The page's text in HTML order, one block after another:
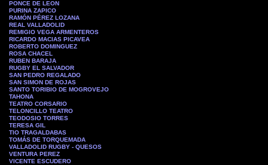
PONCE DE LEON
PURINA ZAPICO
RAMÓN PÉREZ LOZANA
REAL VALLADOLID
REMIGIO VEGA ARMENTEROS
RICARDO MACIAS PICAVEA
ROBERTO DOMINGUEZ
ROSA CHACEL
RUBEN BARAJA
RUGBY EL SALVADOR
SAN PEDRO REGALADO
SAN SIMON DE ROJAS
SANTO TORIBIO DE MOGROVEJO
TAHONA
TEATRO CORSARIO
TELONCILLO TEATRO
TEODOSIO TORRES
TERESA GIL
TIO TRAGALDABAS
TOMÁS DE TORQUEMADA
VALLADOLID RUGBY - QUESOS
VENTURA PEREZ
VICENTE ESCUDERO